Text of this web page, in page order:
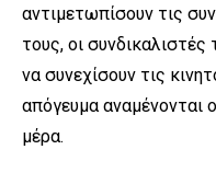
αντιμετωπίσουν τις
τους, οι συνδικαλιστές
να συνεχίσουν τις
απόγευμα αναμένονται
μέρα.